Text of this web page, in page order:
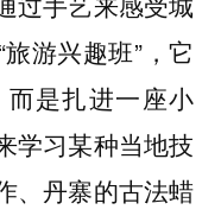
游兴趣班”，它
是扎进一座小
学习某种当地技
、丹寨的古法蜡